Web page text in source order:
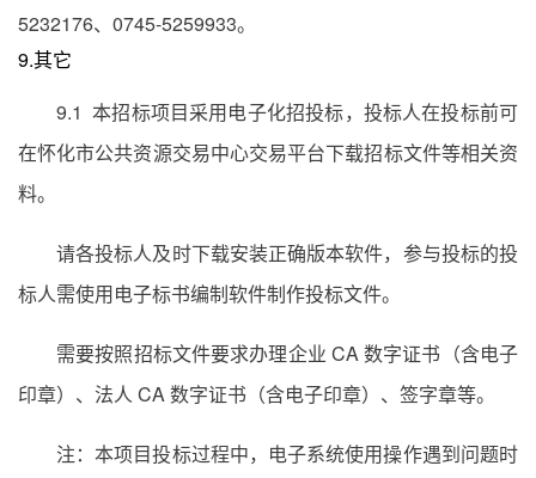
5232176、0745-5259933。
9.其它
9.1 本招标项目采用电子化招投标，投标人在投标前可
在怀化市公共资源交易中心交易平台下载招标文件等相关资
料。
请各投标人及时下载安装正确版本软件，参与投标的投
标人需使用电子标书编制软件制作投标文件。
需要按照招标文件要求办理企业 CA 数字证书（含电子
印章）、法人 CA 数字证书（含电子印章）、签字章等。
注：本项目投标过程中，电子系统使用操作遇到问题时